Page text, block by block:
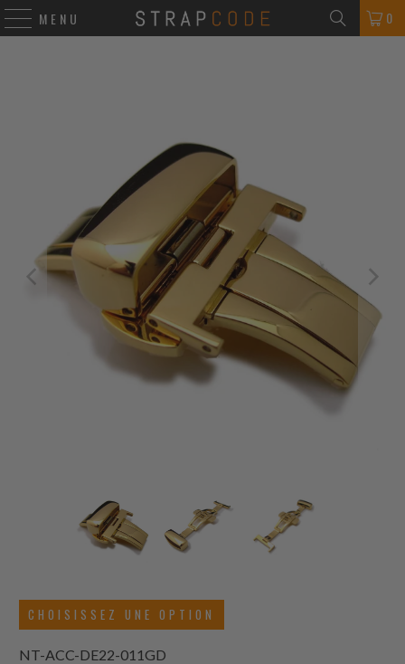
MENU 0
CHOISISSEZ UNE OPTION
NT-ACC-DE22-011GD